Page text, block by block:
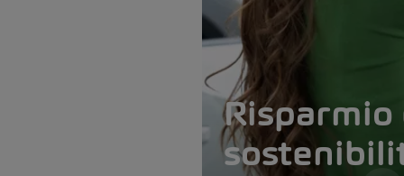
Risparmio